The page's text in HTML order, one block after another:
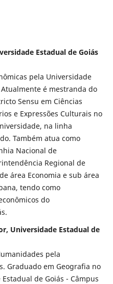
Estadual de Goiás
pela Universidade
é mestranda do
Sensu em Ciências
e Expressões Culturais no
na linha
Também atua como
Nacional de
Regional de
área Economia e sub área
tendo como
do
Universidade Estadual de
pela
Graduado em Geografia no
de Goiás - Câmpus